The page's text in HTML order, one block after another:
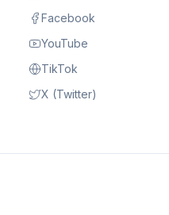
Facebook
YouTube
TikTok
X (Twitter)